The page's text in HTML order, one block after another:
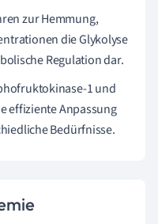
zur Hemmung,
die Glykolyse
Regulation dar.
1 und
effiziente Anpassung
Bedürfnisse.